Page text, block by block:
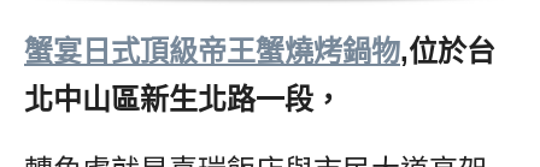
蟹宴日式頂級帝王蟹燒烤鍋物,位於台
北中山區新生北路一段，